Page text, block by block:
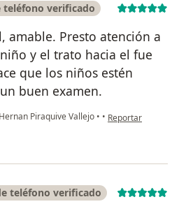
teléfono verificado
amable. Presto atención a
y el trato hacia el fue
que los niños estén
buen examen.
Piraquive Vallejo • • en opinión del
Reportar
teléfono verificado